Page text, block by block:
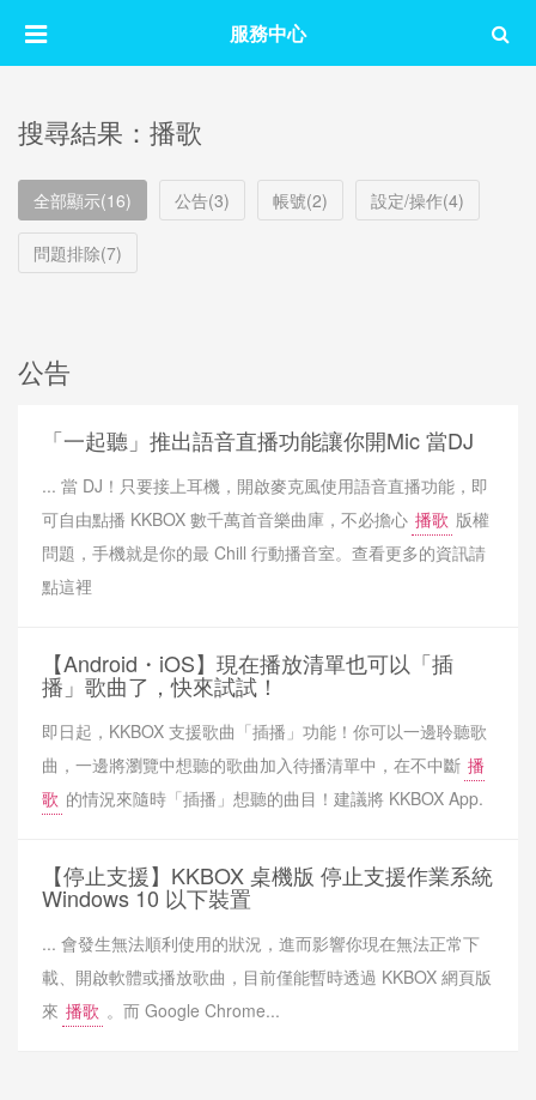
服務中心
搜尋結果：播歌
全部顯示(16) 公告(3) 帳號(2) 設定/操作(4)
問題排除(7)
公告
「一起聽」推出語音直播功能讓你開Mic 當DJ
... 當 DJ！只要接上耳機，開啟麥克風使用語音直播功能，即
可自由點播 KKBOX 數千萬首音樂曲庫，不必擔心 播歌 版權
問題，手機就是你的最 Chill 行動播音室。查看更多的資訊請
點這裡
【Android・iOS】現在播放清單也可以「插
播」歌曲了，快來試試！
即日起，KKBOX 支援歌曲「插播」功能！你可以一邊聆聽歌
曲，一邊將瀏覽中想聽的歌曲加入待播清單中，在不中斷 播
歌 的情況來隨時「插播」想聽的曲目！建議將 KKBOX App.
【停止支援】KKBOX 桌機版 停止支援作業系統
Windows 10 以下裝置
... 會發生無法順利使用的狀況，進而影響你現在無法正常下
載、開啟軟體或播放歌曲，目前僅能暫時透過 KKBOX 網頁版
來 播歌 。而 Google Chrome...